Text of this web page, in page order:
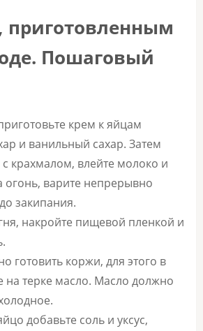
приготовленным
Пошаговый
крем к яйцам
и ванильный сахар. Затем
крахмалом, влейте молоко и
огонь, варите непрерывно
закипания.
накройте пищевой пленкой и
готовить коржи, для этого в
на терке масло. Масло должно
добавьте соль и уксус,